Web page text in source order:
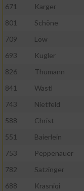
671
Karger
801
Schöne
709
Löw
693
Kugler
826
Thumann
841
Wastl
743
Nietfeld
588
Christ
551
Baierlein
753
Peppenauer
782
Satzinger
688
Krasniqi